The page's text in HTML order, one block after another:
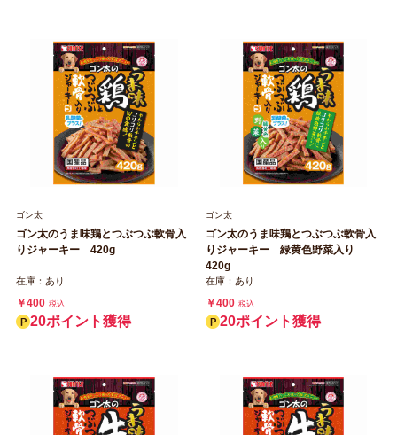
ゴン太
ゴン太のうま味鶏とつぶつぶ軟骨入
りジャーキー 420g
在庫：あり
￥400 税込
20ポイント獲得
ゴン太
ゴン太のうま味鶏とつぶつぶ軟骨入
りジャーキー 緑黄色野菜入り
420g
在庫：あり
￥400 税込
20ポイント獲得